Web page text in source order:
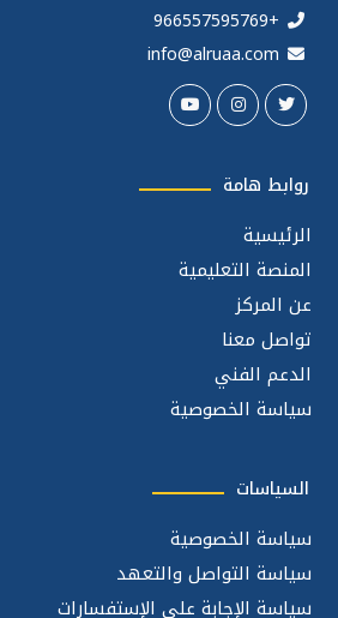
+966557595769
info@alruaa.com
روابط هامة
الرئيسية
المنصة التعليمية
عن المركز
تواصل معنا
الدعم الفني
سياسة الخصوصية
السياسات
سياسة الخصوصية
سياسة التواصل والتعهد
سياسة الإجابة على الإستفسارات